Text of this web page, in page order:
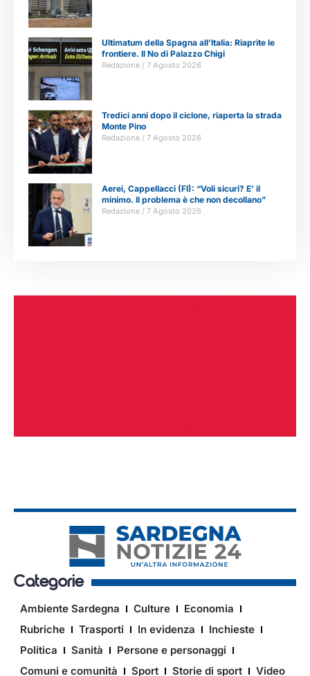
Ultimatum della Spagna all’Italia: Riaprite le
frontiere. Il No di Palazzo Chigi
Redazione 7 Agosto 2026
Tredici anni dopo il ciclone, riaperta la strada
Monte Pino
Redazione 7 Agosto 2026
Aerei, Cappellacci (FI): “Voli sicuri? E’ il
minimo. Il problema è che non decollano”
Redazione 7 Agosto 2026
Categorie
Ambiente Sardegna Culture
Economia
Rubriche
Trasporti In evidenza
Inchieste
Politica
Sanità
Persone e personaggi
Comuni e comunità
Sport Storie di sport Video